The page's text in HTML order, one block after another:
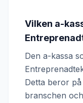
Vilken a-
Den a-kassa
Detta beror
branschen